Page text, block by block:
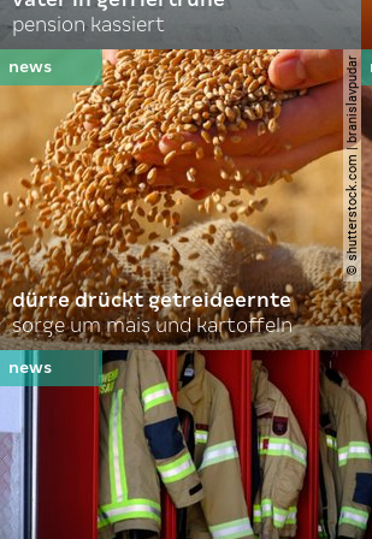
pension kassiert
© shutterstock.com | branislavpudar
dürre drückt getreideernte
sorge um mais und kartoffeln